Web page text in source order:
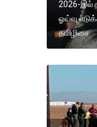
2026-இல்
ஓய்வு
தமிழிசை